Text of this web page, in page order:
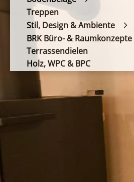
Treppen
Stil, Design & Ambiente
BRK Büro- & Raumkonzepte
Terrassendielen
Holz, WPC & BPC